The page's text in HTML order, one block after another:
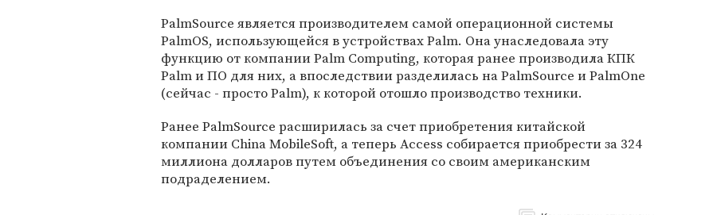
PalmSource является производителем самой операционной системы
PalmOS, использующейся в устройствах Palm. Она унаследовала эту
функцию от компании Palm Computing, которая ранее производила КПК
Palm и ПО для них, а впоследствии разделилась на PalmSource и PalmOne
(сейчас - просто Palm), к которой отошло производство техники.
Ранее PalmSource расширилась за счет приобретения китайской
компании China MobileSoft, а теперь Access собирается приобрести за 324
миллиона долларов путем объединения со своим американским
подраделением.